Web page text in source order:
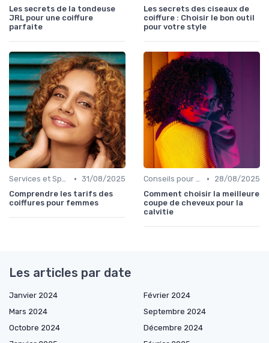
Les secrets de la tondeuse
JRL pour une coiffure
parfaite
Les secrets des ciseaux de
coiffure : Choisir le bon outil
pour votre style
Services et Spécialités • 31/08/2025
Comprendre les tarifs des
coiffures pour femmes
Conseils pour Choisir son Coiffeur •
28/08/2025
Comment choisir la meilleure
coupe de cheveux pour la
calvitie
Les articles par date
Janvier 2024
Février 2024
Mars 2024
Septembre 2024
Octobre 2024
Décembre 2024